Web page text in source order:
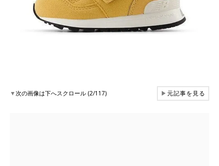
▼次の画像は下へスクロール (2/117) ▶元記事を見る